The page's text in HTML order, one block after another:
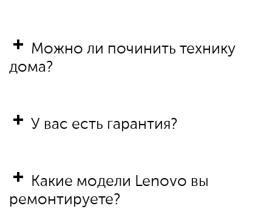
Можно ли починить технику
дома?
У вас есть гарантия?
Какие модели Lenovo вы
ремонтируете?